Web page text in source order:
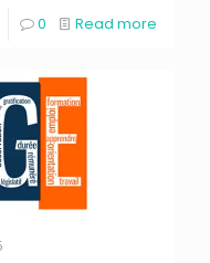
0 Read more